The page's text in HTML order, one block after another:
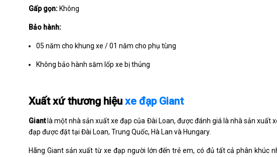
Gấp gọn: Không
Bảo hành:
05 năm cho khung xe / 01 năm cho phụ tùng
Không bảo hành săm lốp xe bị thủng
Xuất xứ thương hiệu xe đạp Giant
Giant là một nhà sản xuất xe đạp của Đài Loan, được đánh giá là nhà sản
đạp được đặt tại Đài Loan, Trung Quốc, Hà Lan và Hungary.
Hãng Giant sản xuất từ xe đạp người lớn đến trẻ em, có đủ tất cả phân khúc